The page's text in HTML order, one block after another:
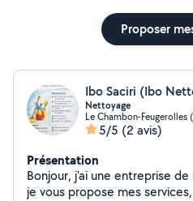
Proposer
Ibo Saciri (Ibo
Nettoyage
Le Chambon-Feugerolles
5/5 (2 avis)
Présentation
Bonjour, j'ai une entreprise
je vous propose mes